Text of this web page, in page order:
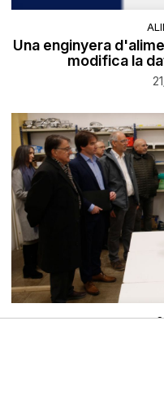
Una enginyera
modifica la